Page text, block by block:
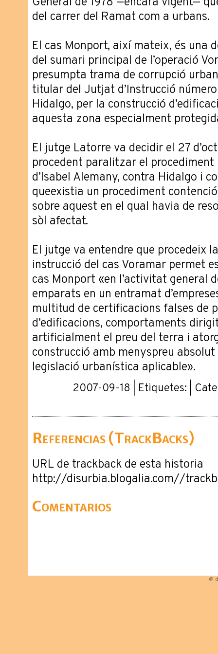
del carrer del Ramat com a urbans.
El cas Monport, així mateix, és una
del sumari principal de l’operació
presumpta trama de corrupció
titular del Jutjat d’Instrucció
Hidalgo, per la construcció
aquesta zona especialment
El jutge Latorre va decidir el 27
procedent paralitzar el procediment
d’Isabel Alemany, contra Hidalgo i
queexistia un procediment
sobre aquest en el qual havia de
sòl afectat.
El jutge va entendre que procedeix
instrucció del cas Voramar permet
cas Monport «en l’activitat general
emparats en un entramat
multitud de certificacions falses de
d’edificacions, comportaments
artificialment el preu del terra i
construcció amb menyspreu
legislació urbanística aplicable».
2007-09-18 | Etiquetes: |
Referencias (TrackBacks)
URL de trackback de esta historia
http://disurbia.blogalia.com//
Comentarios
@